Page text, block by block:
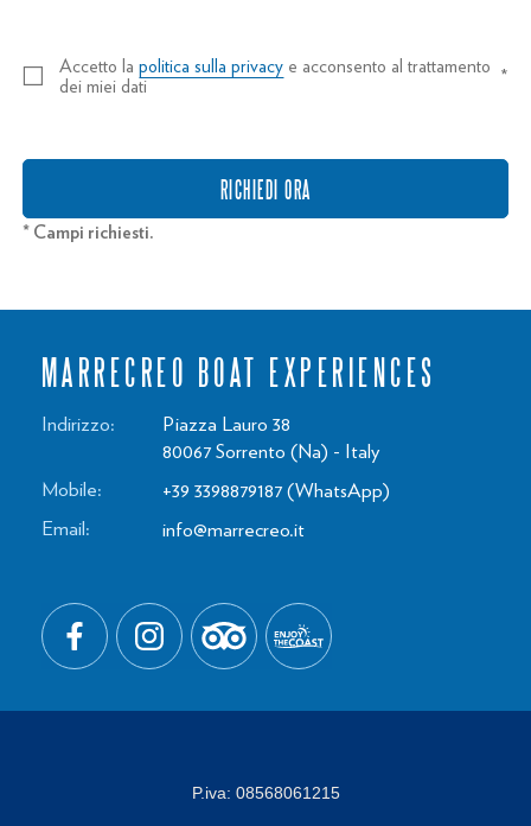
Accetto lapolitica sulla privacy e acconsento al trattamento
dei miei dati
*
RICHIEDI ORA
* Campi richiesti.
MARRECREO BOAT EXPERIENCES
Indirizzo:
Piazza Lauro 38
80067 Sorrento (Na) - Italy
Mobile:
+39 3398879187(WhatsApp)
Email:
info@marrecreo.it
P.iva: 08568061215